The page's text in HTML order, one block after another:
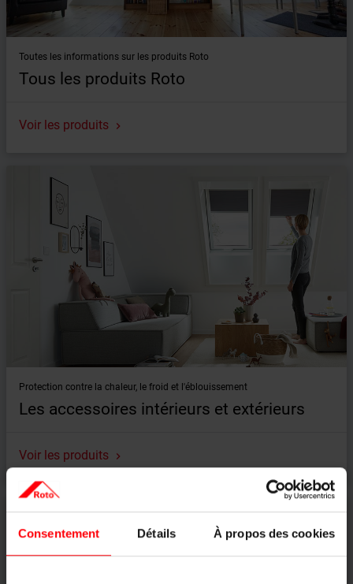
Consentement Détails À propos des cookies
Toutes les informations sur les produits Roto
Tous les produits Roto
Voir les produits
Protection contre la chaleur, le froid et l'éblouissement
Les accessoires intérieurs et extérieurs
Voir les produits